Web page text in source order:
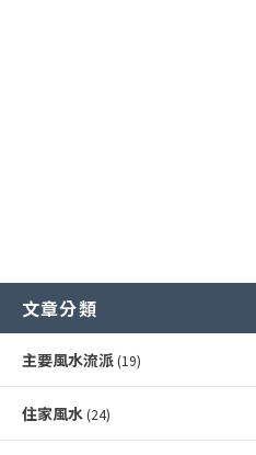
文章分類
主要風水流派 (19)
住家風水 (24)